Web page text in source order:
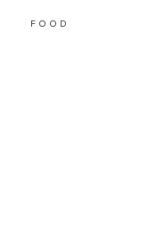
FOOD